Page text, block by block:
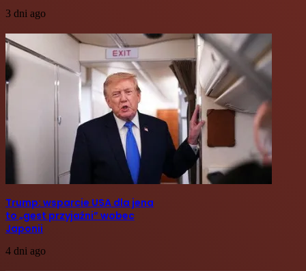
3 dni ago
Trump: wsparcie USA dla jena
to „gest przyjaźni” wobec
Japonii
4 dni ago